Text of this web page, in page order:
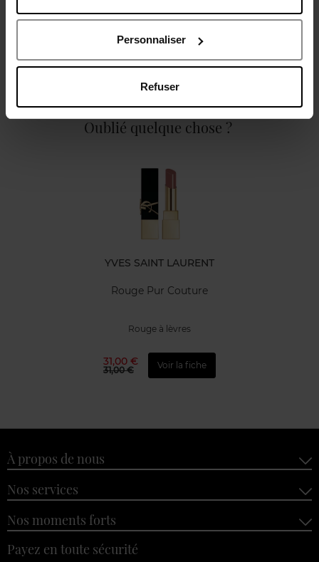
Personnaliser
Refuser
Avis client Politique relative aux avis des clients
Oublié quelque chose ?
YVES SAINT LAURENT
Rouge Pur Couture
Rouge à lèvres
31,00 €
31,00 € Voir la fiche
À propos de nous
Nos services
Nos moments forts
Payez en toute sécurité